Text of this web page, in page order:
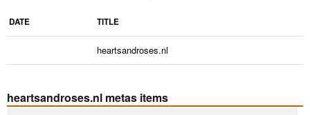
DATE TITLE
heartsandroses.nl
heartsandroses.nl metas items